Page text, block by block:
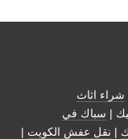
شراء اثاث
| سباك في
| نقل عفش الكويت |